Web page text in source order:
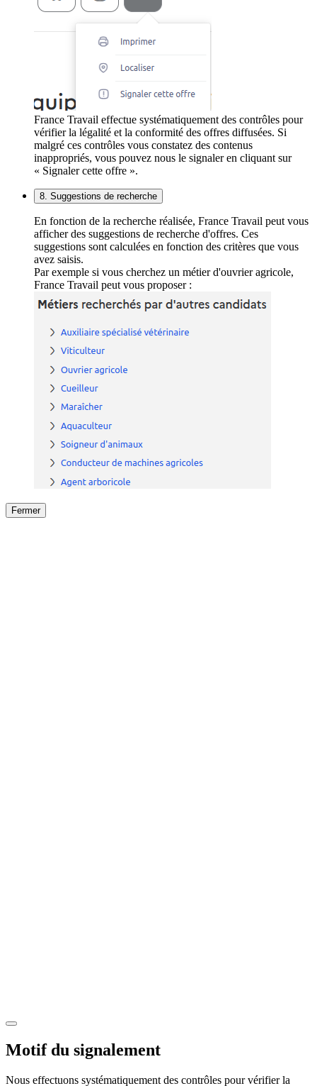
France Travail effectue systématiquement des contrôles pour
vérifier la légalité et la conformité des offres diffusées. Si
malgré ces contrôles vous constatez des contenus
inappropriés, vous pouvez nous le signaler en cliquant sur
« Signaler cette offre ».
8. Suggestions de recherche
En fonction de la recherche réalisée, France Travail peut vous
afficher des suggestions de recherche d'offres. Ces
suggestions sont calculées en fonction des critères que vous
avez saisis.
Par exemple si vous cherchez un métier d'ouvrier agricole,
France Travail peut vous proposer :
Fermer
Motif du signalement
Nous effectuons systématiquement des contrôles pour vérifier la